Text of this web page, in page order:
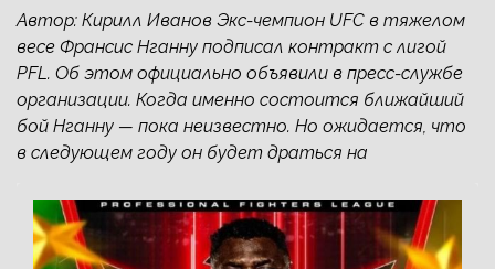
Автор: Кирилл Иванов Экс-чемпион UFC в тяжелом
весе Франсис Нганну подписал контракт с лигой
PFL. Об этом официально объявили в пресс-службе
организации. Когда именно состоится ближайший
бой Нганну — пока неизвестно. Но ожидается, что
в следующем году он будет драться на